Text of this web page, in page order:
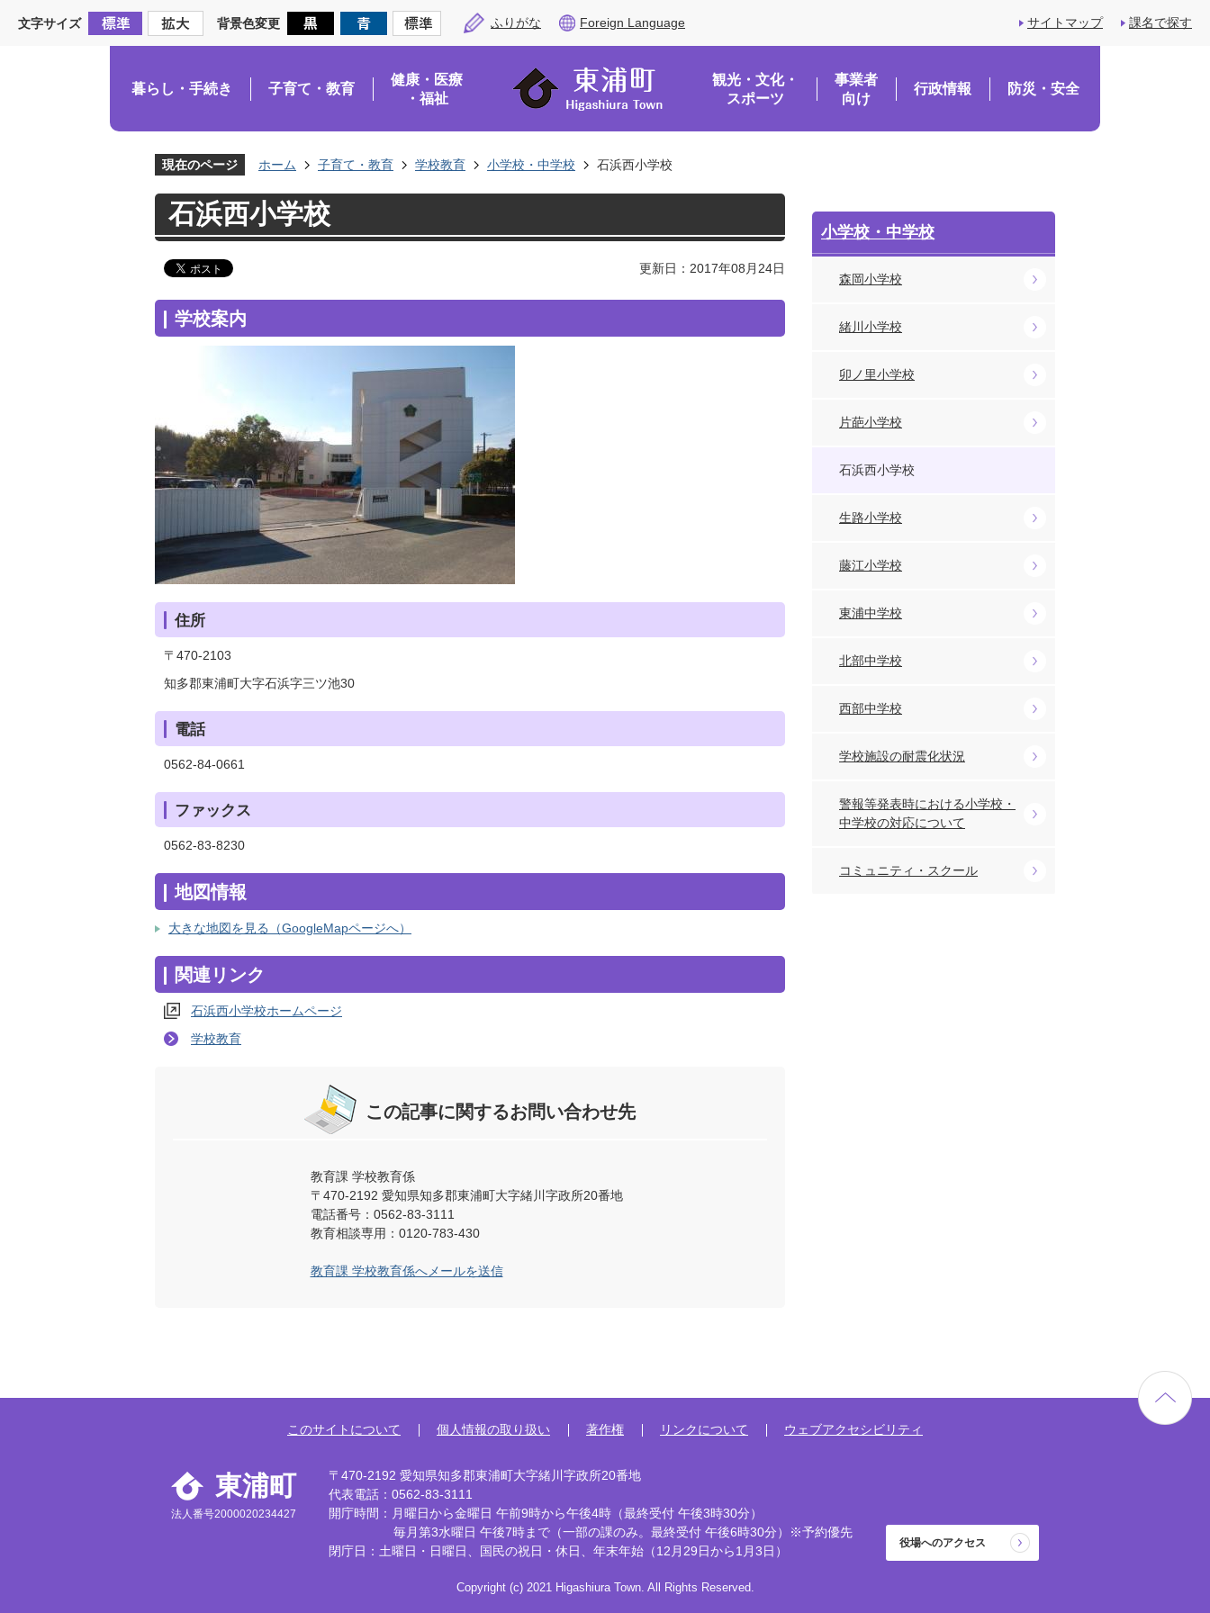
文字サイズ 背景色変更 ふりがな Foreign Language サイトマップ 課名で探す
暮らし・手続き 子育て・教育
健康・医療
・福祉
観光・文化・
スポーツ
事業者
向け
行政情報 防災・安全
現在のページ ホーム 子育て・教育 学校教育 小学校・中学校 石浜西小学校
石浜西小学校
更新日：2017年08月24日
学校案内
住所
〒470-2103
知多郡東浦町大字石浜字三ツ池30
電話
0562-84-0661
ファックス
0562-83-8230
地図情報
大きな地図を見る（GoogleMapページへ）
関連リンク
石浜西小学校ホームページ
学校教育
この記事に関するお問い合わせ先
教育課 学校教育係
〒470-2192 愛知県知多郡東浦町大字緒川字政所20番地
電話番号：0562-83-3111
教育相談専用：0120-783-430
教育課 学校教育係へメールを送信
小学校・中学校
森岡小学校
緒川小学校
卯ノ里小学校
片葩小学校
石浜西小学校
生路小学校
藤江小学校
東浦中学校
北部中学校
西部中学校
学校施設の耐震化状況
警報等発表時における小学校・
中学校の対応について
コミュニティ・スクール
このサイトについて 個人情報の取り扱い 著作権 リンクについて ウェブアクセシビリティ
東浦町
法人番号2000020234427
〒470-2192 愛知県知多郡東浦町大字緒川字政所20番地
代表電話：0562-83-3111
開庁時間：月曜日から金曜日 午前9時から午後4時 （最終受付 午後3時30分）
毎月第3水曜日 午後7時まで （一部の課のみ。最終受付 午後6時30分）※予約優先
閉庁日：土曜日・日曜日、国民の祝日・休日、年末年始（12月29日から1月3日）
役場へのアクセス
Copyright (c) 2021 Higashiura Town. All Rights Reserved.